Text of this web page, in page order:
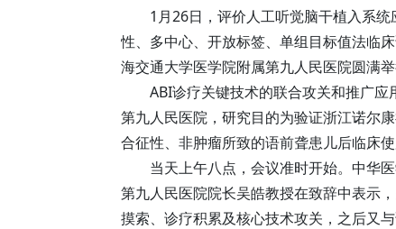
1月26日，评价人工听觉脑干植入系
性、多中心、开放标签、单组目标值法临
海交通大学医学院附属第九人民医院圆满举
ABI诊疗关键技术的联合攻关和推广
第九人民医院，研究目的为验证浙江诺尔
合征性、非肿瘤所致的语前聋患儿后临床使
当天上午八点，会议准时开始。中华
第九人民医院院长吴皓教授在致辞中表示
摸索、诊疗积累及核心技术攻关，之后又